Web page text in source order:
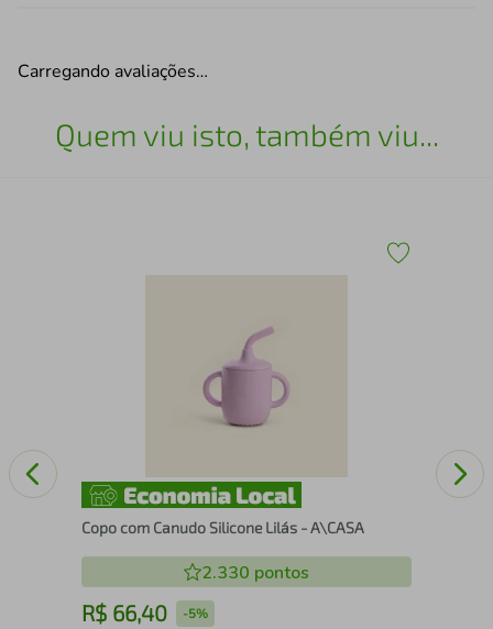
Carregando avaliações…
Quem viu isto, também viu...
Copo com Canudo Silicone Lilás - A\CASA
2.330 pontos
R$ 66,40 -5%